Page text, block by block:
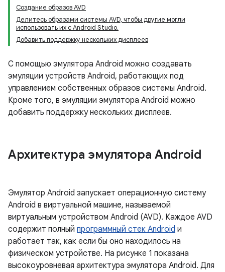
Создание образов AVD
Делитесь образами системы AVD, чтобы другие могли
использовать их с Android Studio.
Добавить поддержку нескольких дисплеев
С помощью эмулятора Android можно создавать
эмуляции устройств Android, работающих под
управлением собственных образов системы Android.
Кроме того, в эмуляции эмулятора Android можно
добавить поддержку нескольких дисплеев.
Архитектура эмулятора Android
Эмулятор Android запускает операционную систему
Android в виртуальной машине, называемой
виртуальным устройством Android (AVD). Каждое AVD
содержит полный программный стек Android и
работает так, как если бы оно находилось на
физическом устройстве. На рисунке 1 показана
высокоуровневая архитектура эмулятора Android. Для